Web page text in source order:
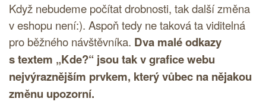
Když nebudeme počítat drobnosti, tak další změna
v eshopu není:). Aspoň tedy ne taková ta viditelná
pro běžného návštěvníka. Dva malé odkazy
s textem „Kde?“ jsou tak v grafice webu
nejvýraznějším prvkem, který vůbec na nějakou
změnu upozorní.